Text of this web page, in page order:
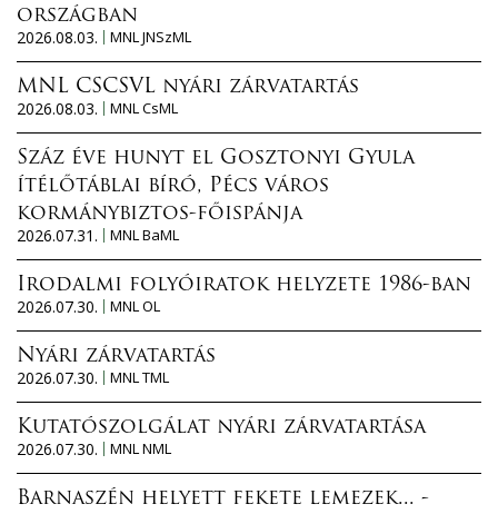
országban
2026.08.03.
MNL JNSzML
MNL CSCSVL nyári zárvatartás
2026.08.03.
MNL CsML
Száz éve hunyt el Gosztonyi Gyula
ítélőtáblai bíró, Pécs város
kormánybiztos-főispánja
2026.07.31.
MNL BaML
Irodalmi folyóiratok helyzete 1986-ban
2026.07.30.
MNL OL
Nyári zárvatartás
2026.07.30.
MNL TML
Kutatószolgálat nyári zárvatartása
2026.07.30.
MNL NML
Barnaszén helyett fekete lemezek... -